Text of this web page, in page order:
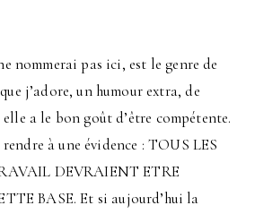
nommerai pas ici, est le genre de
j’adore, un humour extra, de
a le bon goût d’être compétente.
rendre à une évidence : TOUS LES
DEVRAIENT ETRE
BASE. Et si aujourd’hui la